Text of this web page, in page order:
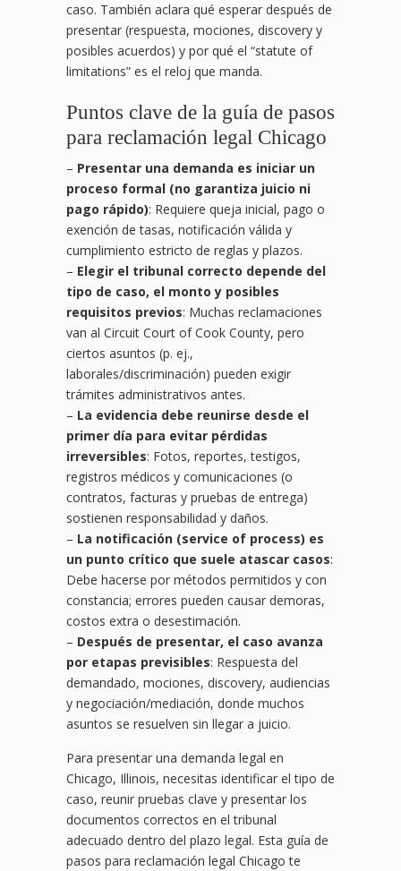
caso. También aclara qué esperar después de
presentar (respuesta, mociones, discovery y
posibles acuerdos) y por qué el “statute of
limitations” es el reloj que manda.
Puntos clave de la guía de pasos
para reclamación legal Chicago
– Presentar una demanda es iniciar un
proceso formal (no garantiza juicio ni
pago rápido): Requiere queja inicial, pago o
exención de tasas, notificación válida y
cumplimiento estricto de reglas y plazos.
– Elegir el tribunal correcto depende del
tipo de caso, el monto y posibles
requisitos previos: Muchas reclamaciones
van al Circuit Court of Cook County, pero
ciertos asuntos (p. ej.,
laborales/discriminación) pueden exigir
trámites administrativos antes.
– La evidencia debe reunirse desde el
primer día para evitar pérdidas
irreversibles: Fotos, reportes, testigos,
registros médicos y comunicaciones (o
contratos, facturas y pruebas de entrega)
sostienen responsabilidad y daños.
– La notificación (service of process) es
un punto crítico que suele atascar casos:
Debe hacerse por métodos permitidos y con
constancia; errores pueden causar demoras,
costos extra o desestimación.
– Después de presentar, el caso avanza
por etapas previsibles: Respuesta del
demandado, mociones, discovery, audiencias
y negociación/mediación, donde muchos
asuntos se resuelven sin llegar a juicio.
Para presentar una demanda legal en
Chicago, Illinois, necesitas identificar el tipo de
caso, reunir pruebas clave y presentar los
documentos correctos en el tribunal
adecuado dentro del plazo legal. Esta guía de
pasos para reclamación legal Chicago te